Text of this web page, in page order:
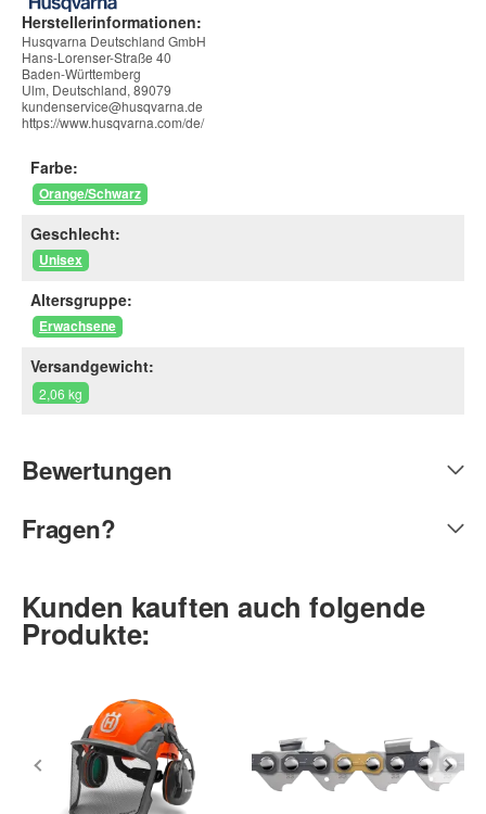
Herstellerinformationen:
Husqvarna Deutschland GmbH
Hans-Lorenser-Straße 40
Baden-Württemberg
Ulm, Deutschland, 89079
kundenservice@husqvarna.de
https://www.husqvarna.com/de/
Farbe:
Orange/Schwarz
Geschlecht:
Unisex
Altersgruppe:
Erwachsene
Versandgewicht:
2,06 kg
Bewertungen
Fragen?
Kunden kauften auch folgende
Produkte: